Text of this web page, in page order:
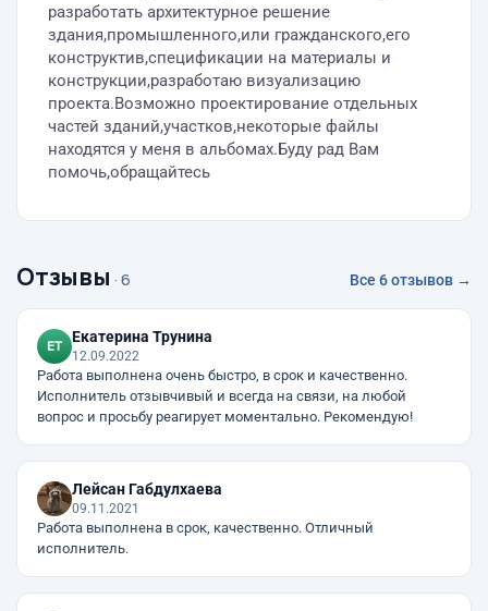
разработать архитектурное решение
здания,промышленного,или гражданского,его
конструктив,спецификации на материалы и
конструкции,разработаю визуализацию
проекта.Возможно проектирование отдельных
частей зданий,участков,некоторые файлы
находятся у меня в альбомах.Буду рад Вам
помочь,обращайтесь
Отзывы · 6 Все 6 отзывов →
Екатерина Трунина
12.09.2022
Работа выполнена очень быстро, в срок и качественно.
Исполнитель отзывчивый и всегда на связи, на любой
вопрос и просьбу реагирует моментально. Рекомендую!
Лейсан Габдулхаева
09.11.2021
Работа выполнена в срок, качественно. Отличный
исполнитель.